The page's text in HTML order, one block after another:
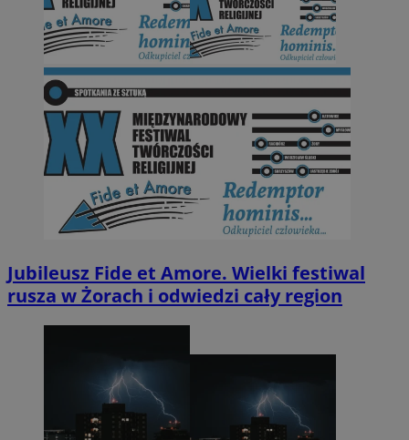
Jubileusz Fide et Amore. Wielki festiwal
rusza w Żorach i odwiedzi cały region